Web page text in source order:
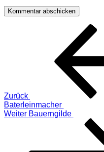
Beitragsnavigation
Zurück
Baterleinmacher
Nächster
Weiter Bauerngilde